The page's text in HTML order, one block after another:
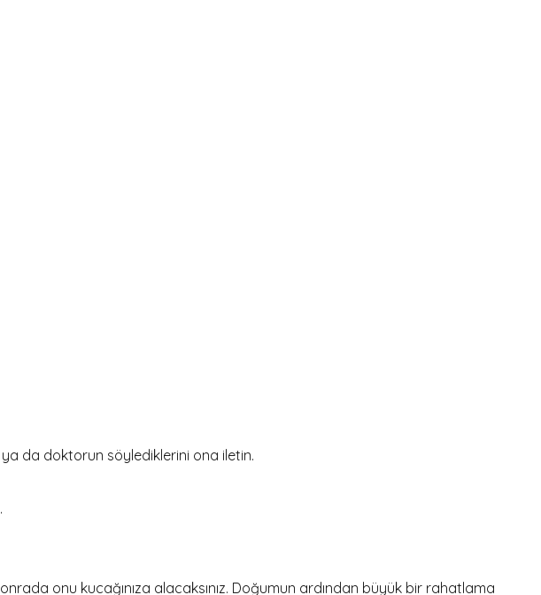
ya da doktorun söylediklerini ona iletin.
onu kucağınıza alacaksınız. Doğumun ardından büyük bir rahatlama